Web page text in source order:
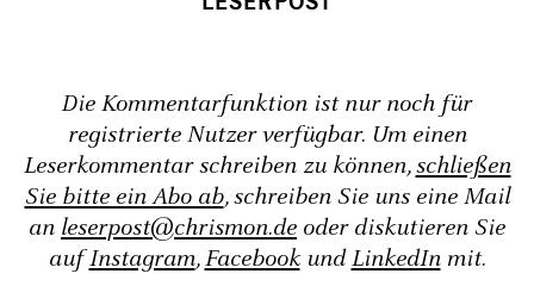
Die Kommentarfunktion ist nur noch für
registrierte Nutzer verfügbar. Um einen
Leserkommentar schreiben zu können,schließen
Sie bitte ein Abo ab, schreiben Sie uns eine Mail
an leserpost@chrismon.de oder diskutieren Sie
aufInstagram,FacebookundLinkedInmit.